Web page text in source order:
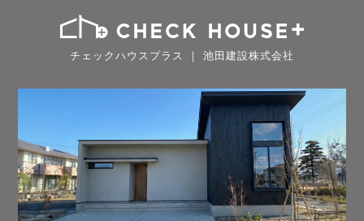
チェックハウスプラス ｜ 池田建設株式会社